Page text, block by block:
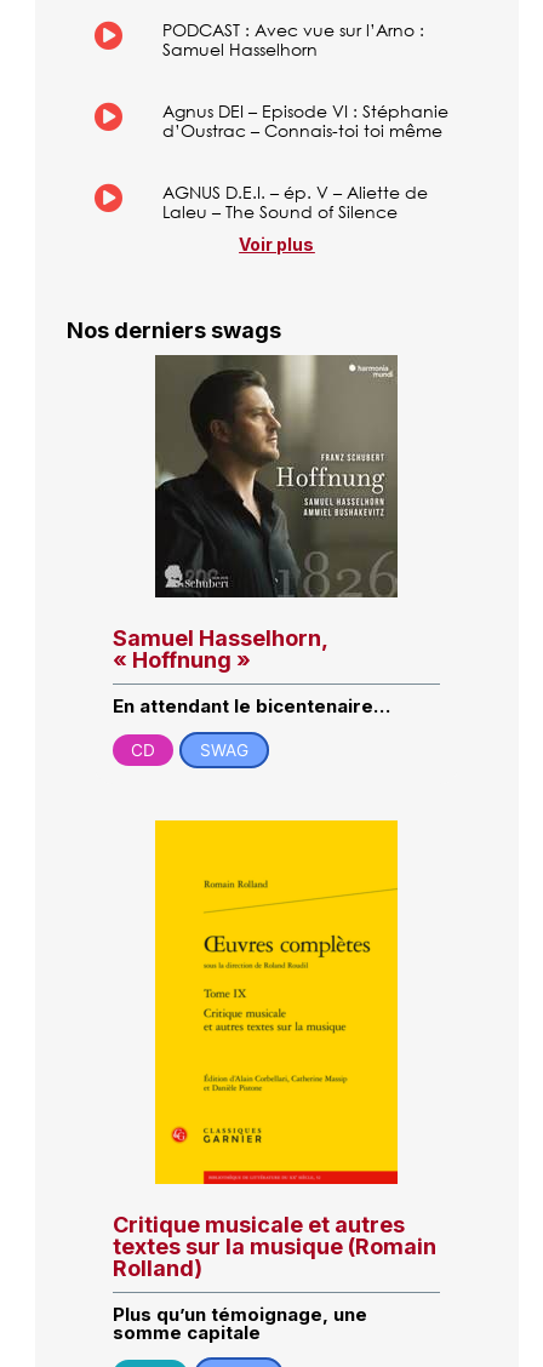
PODCAST : Avec vue sur l’Arno :
Samuel Hasselhorn
Agnus DEI – Episode VI : Stéphanie
d’Oustrac – Connais-toi toi même
AGNUS D.E.I. – ép. V – Aliette de
Laleu – The Sound of Silence
Voir plus
Nos derniers swags
Samuel Hasselhorn,
« Hoffnung »
En attendant le bicentenaire…
CD SWAG
Critique musicale et autres
textes sur la musique (Romain
Rolland)
Plus qu’un témoignage, une
somme capitale